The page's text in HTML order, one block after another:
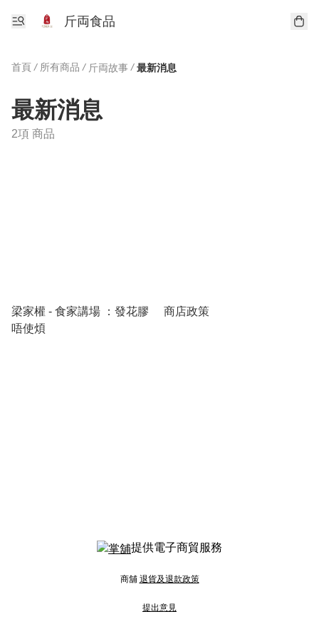
斤両食品
首頁 / 所有商品 / 斤両故事 / 最新消息
最新消息
2項 商品
梁家權 - 食家講場 ：發花膠
唔使煩
商店政策
提供電子商貿服務
商舖 退貨及退款政策
提出意見